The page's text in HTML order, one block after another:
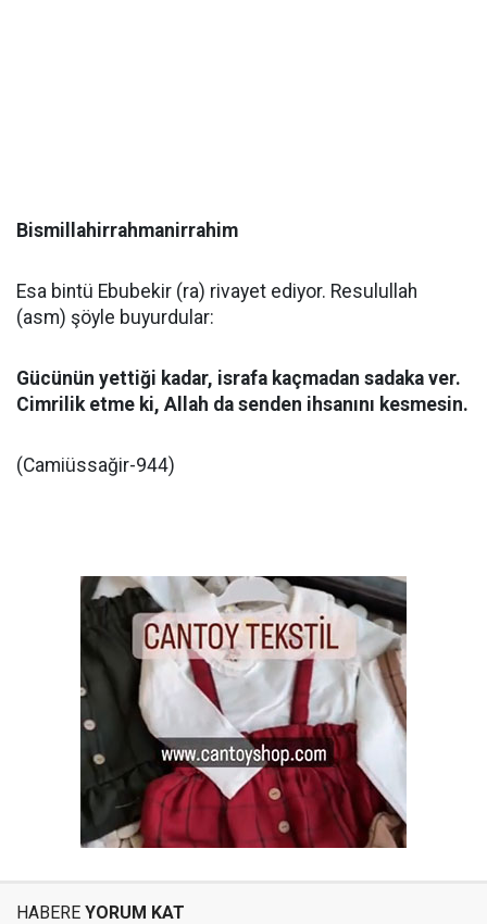
Bismillahirrahmanirrahim
Esa bintü Ebubekir (ra) rivayet ediyor. Resulullah
(asm) şöyle buyurdular:
Gücünün yettiği kadar, israfa kaçmadan sadaka ver.
Cimrilik etme ki, Allah da senden ihsanını kesmesin.
(Camiüssağir-944)
HABERE YORUM KAT